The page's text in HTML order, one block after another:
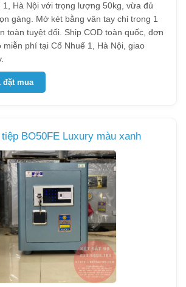
1, Hà Nội với trọng lượng 50kg, vừa đủ
gàng. Mở két bằng vân tay chỉ trong 1
toàn tuyệt đối. Ship COD toàn quốc, đơn
miễn phí tại Cổ Nhuế 1, Hà Nội, giao
đặt mua
BO50FE Luxury màu xanh